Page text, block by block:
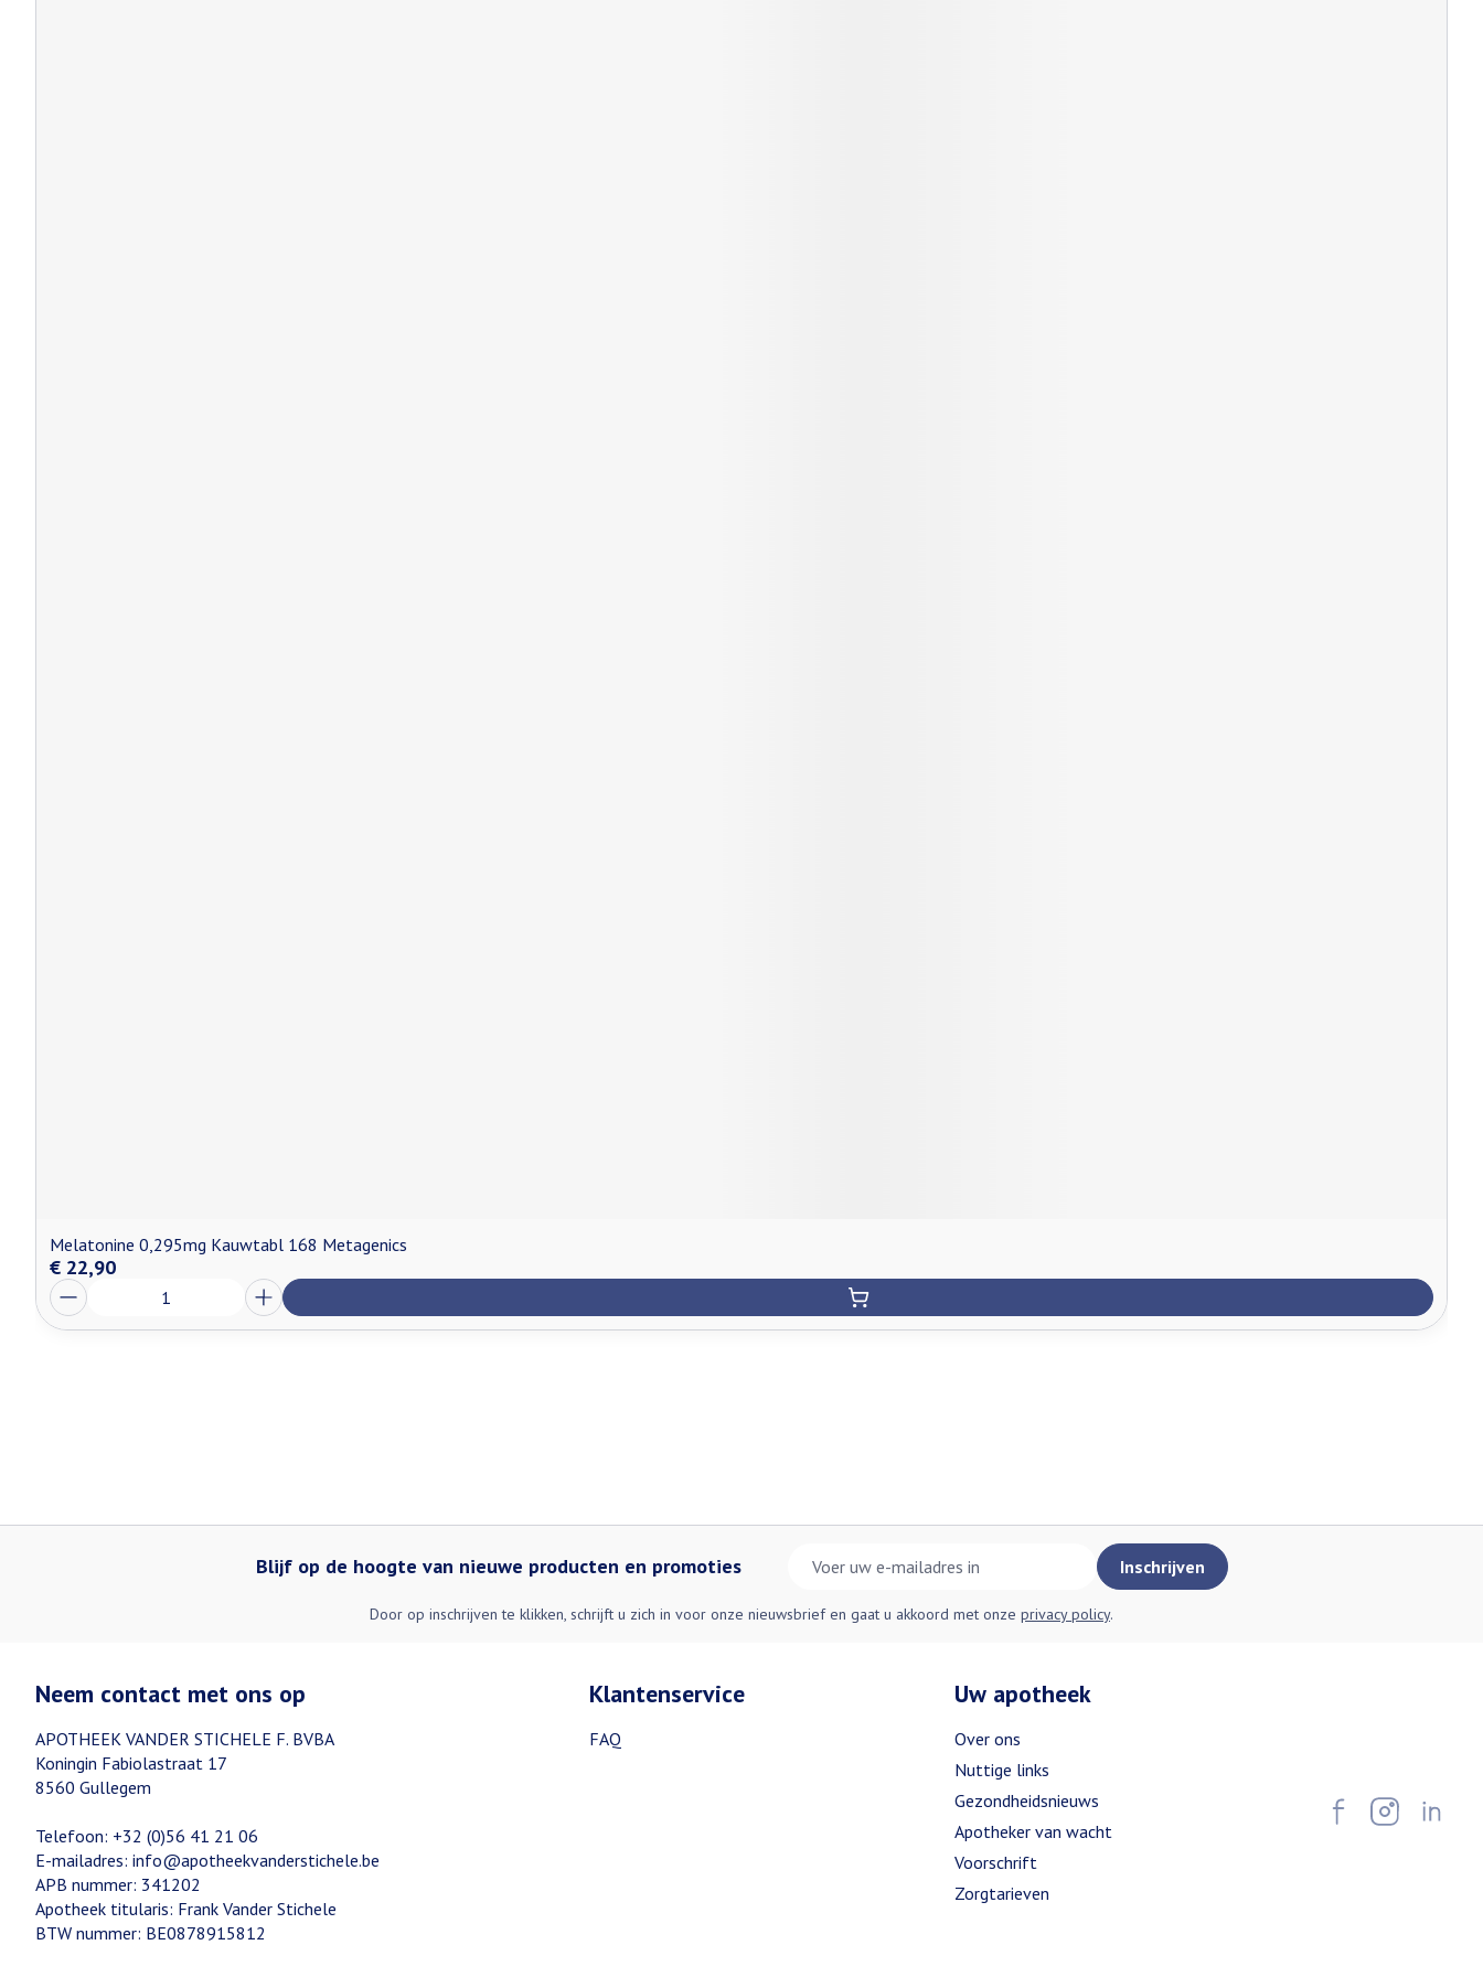
Melatonine 0,295mg Kauwtabl 168 Metagenics
€ 22,90
Aantal
Blijf op de hoogte van nieuwe producten en promoties Inschrijven
Door op inschrijven te klikken, schrijft u zich in voor onze nieuwsbrief en gaat u akkoord met onze privacy policy.
Neem contact met ons op
APOTHEEK VANDER STICHELE F. BVBA
Koningin Fabiolastraat 17
8560 Gullegem
Telefoon: +32 (0)56 41 21 06
E-mailadres: info@apotheekvanderstichele.be
APB nummer: 341202
Apotheek titularis: Frank Vander Stichele
BTW nummer: BE0878915812
Klantenservice
FAQ
Uw apotheek
Over ons
Nuttige links
Gezondheidsnieuws
Apotheker van wacht
Voorschrift
Zorgtarieven